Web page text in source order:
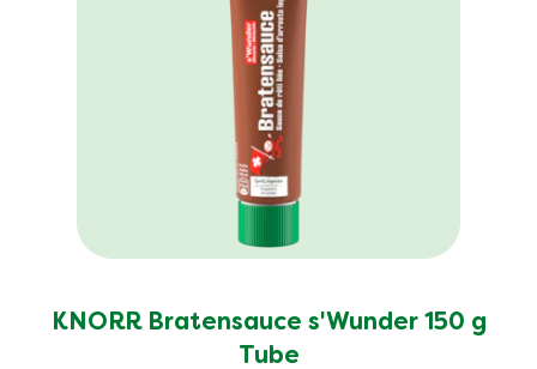
KNORR Bratensauce s'Wunder 150 g
Tube